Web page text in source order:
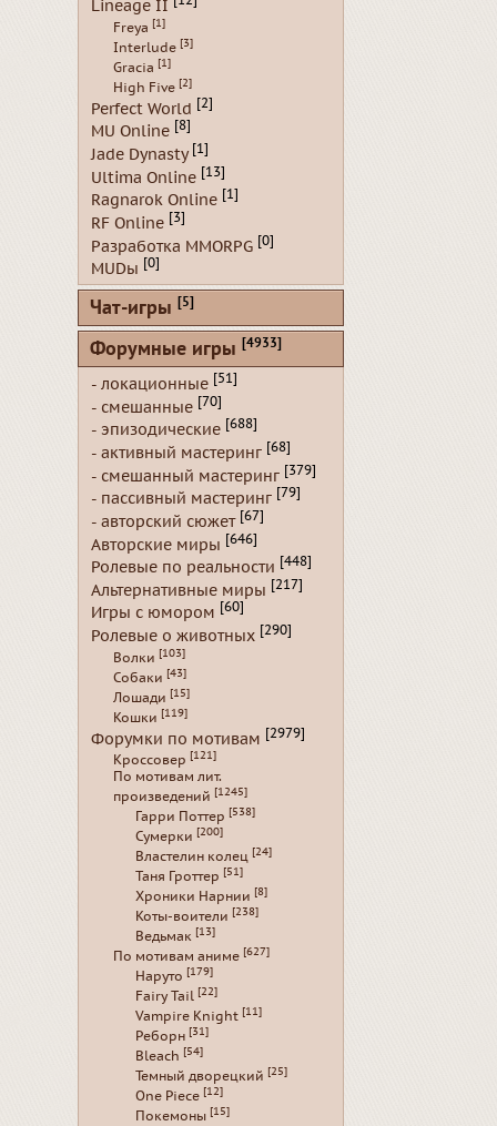
Lineage II
Freya [1]
Interlude [3]
Gracia [1]
High Five [2]
Perfect World [2]
MU Online [8]
Jade Dynasty [1]
Ultima Online [13]
Ragnarok Online [1]
RF Online [3]
Разработка MMORPG [0]
MUDы [0]
Чат-игры [5]
Форумные игры [4933]
- локационные [51]
- смешанные [70]
- эпизодические [688]
- активный мастеринг [68]
- смешанный мастеринг [379]
- пассивный мастеринг [79]
- авторский сюжет [67]
Авторские миры [646]
Ролевые по реальности [448]
Альтернативные миры [217]
Игры с юмором [60]
Ролевые о животных [290]
Волки [103]
Собаки [43]
Лошади [15]
Кошки [119]
Форумки по мотивам [2979]
Кроссовер [121]
По мотивам лит.
произведений [1245]
Гарри Поттер [538]
Сумерки [200]
Властелин колец [24]
Таня Гроттер [51]
Хроники Нарнии [8]
Коты-воители [238]
Ведьмак [13]
По мотивам аниме [627]
Наруто [179]
Fairy Tail [22]
Vampire Knight [11]
Реборн [31]
Bleach [54]
Темный дворецкий [25]
One Piece [12]
Покемоны [15]